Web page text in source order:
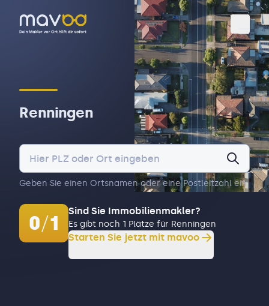
Renningen
Geben Sie einen Ortsnamen oder eine Postleitzahl ein.
0/1
Sind Sie Immobilienmakler?
Es gibt noch 1 Plätze für Renningen
Starten Sie jetzt mit mavoo